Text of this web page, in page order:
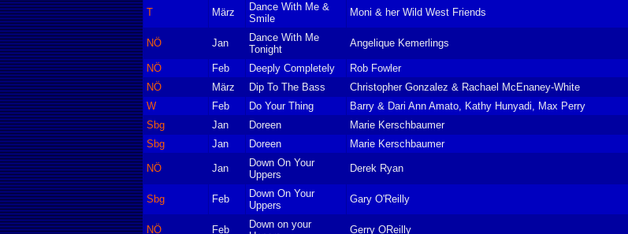
T März
Dance With Me &
Smile
Moni & her Wild West Friends
NÖ Jan
Dance With Me
Tonight
Angelique Kemerlings
NÖ Feb Deeply Completely Rob Fowler
NÖ
März Dip To The Bass Christopher Gonzalez & Rachael McEnaney-White
W
Feb Do Your Thing Barry & Dari Ann Amato, Kathy Hunyadi, Max Perry
Sbg
Jan Doreen Marie Kerschbaumer
Sbg
Jan Doreen Marie Kerschbaumer
NÖ Jan
Down On Your
Uppers
Derek Ryan
Sbg Feb
Down On Your
Uppers
Gary O'Reilly
NÖ Feb
Down on your
Gerry OReilly